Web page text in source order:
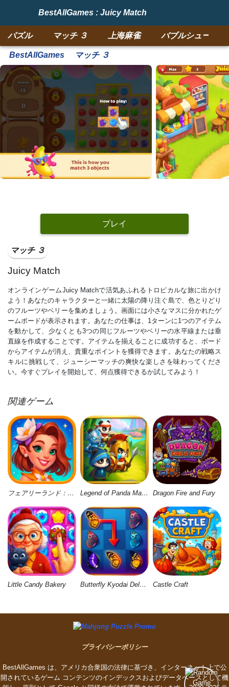
BestAllGames : Juicy Match
パズル マッチ ３ 上海麻雀 バブルシューター
BestAllGames マッチ ３
プレイ
マッチ ３
Juicy Match
オンラインゲームJuicy Matchで活気あふれるトロピカルな旅に出かけ
よう！あなたのキャラクターと一緒に太陽の降り注ぐ島で、色とりどり
のフルーツやベリーを集めましょう。画面には小さなマスに分かれたゲ
ームボードが表示されます。あなたの仕事は、1ターンに1つのアイテム
を動かして、少なくとも3つの同じフルーツやベリーの水平線または垂
直線を作成することです。アイテムを揃えることに成功すると、ボード
からアイテムが消え、貴重なポイントを獲得できます。あなたの戦略ス
キルに挑戦して、ジューシーマッチの爽快な楽しさを味わってくださ
い。今すぐプレイを開始して、何点獲得できるか試してみよう！
関連ゲーム
フェアリーランド：マージ＆マジック Legend of Panda Match 3 & Battle Dragon Fire and Fury
Little Candy Bakery Butterfly Kyodai Deluxe 2 Castle Craft
プライバシーポリシー
BestAllGames は、アメリカ合衆国の法律に基づき、インターネット上で公
開されているゲーム コンテンツのインデックスおよびデータベースとして機